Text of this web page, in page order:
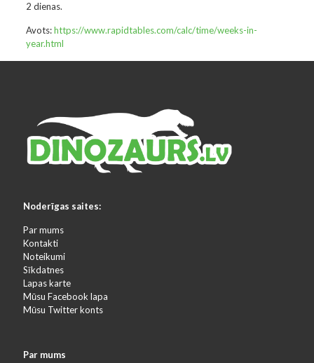
2 dienas.
Avots:https://www.rapidtables.com/calc/time/weeks-in-
year.html
Noderīgas saites:
Par mums
Kontakti
Noteikumi
Sīkdatnes
Lapas karte
Mūsu Facebook lapa
Mūsu Twitter konts
Par mums